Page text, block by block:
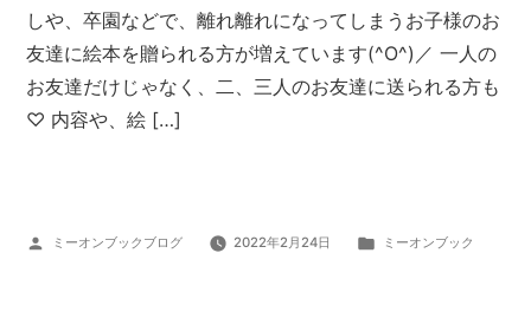
しや、卒園などで、離れ離れになってしまうお子様のお
友達に絵本を贈られる方が増えています(^O^)／ 一人の
お友達だけじゃなく、二、三人のお友達に送られる方も
♡ 内容や、絵 […]
投ミーオンブックブログ 2022年2月24日
カミーオンブック